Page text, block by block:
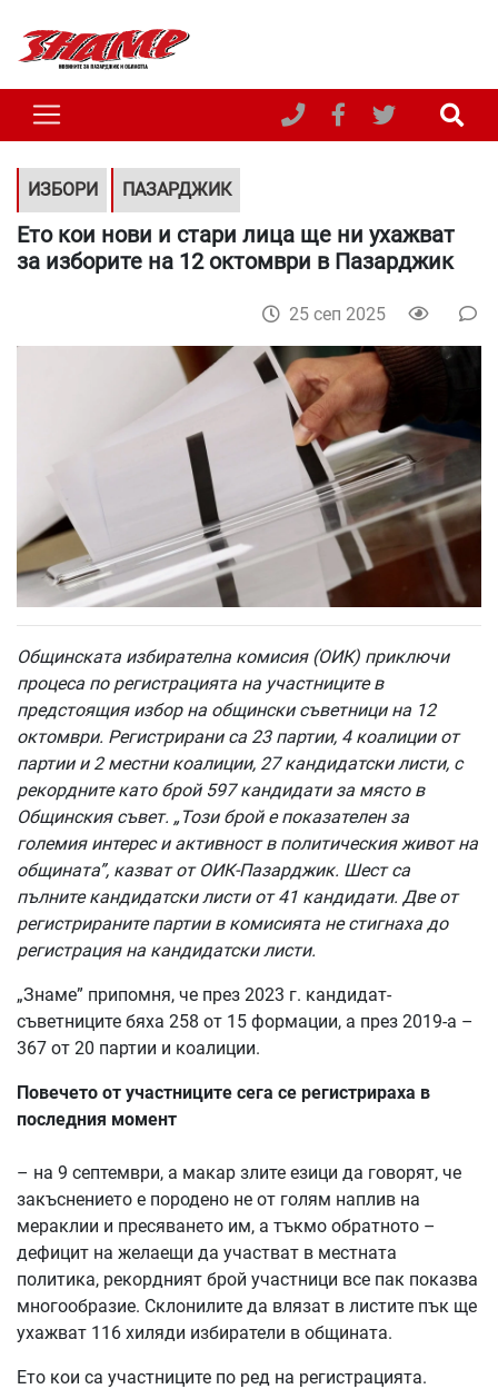
ИЗБОРИ ПАЗАРДЖИК
Ето кои нови и стари лица ще ни ухажват
за изборите на 12 октомври в Пазарджик
25 сеп 2025
Общинската избирателна комисия (ОИК) приключи
процеса по регистрацията на участниците в
предстоящия избор на общински съветници на 12
октомври. Регистрирани са 23 партии, 4 коалиции от
партии и 2 местни коалиции, 27 кандидатски листи, с
рекордните като брой 597 кандидати за място в
Общинския съвет. „Този брой е показателен за
големия интерес и активност в политическия живот на
общината”, казват от ОИК-Пазарджик. Шест са
пълните кандидатски листи от 41 кандидати. Две от
регистрираните партии в комисията не стигнаха до
регистрация на кандидатски листи.
„Знаме” припомня, че през 2023 г. кандидат-
съветниците бяха 258 от 15 формации, а през 2019-а –
367 от 20 партии и коалиции.
Повечето от участниците сега се регистрираха в
последния момент
– на 9 септември, а макар злите езици да говорят, че
закъснението е породено не от голям наплив на
мераклии и пресяването им, а тъкмо обратното –
дефицит на желаещи да участват в местната
политика, рекордният брой участници все пак показва
многообразие. Склонилите да влязат в листите пък ще
ухажват 116 хиляди избиратели в общината.
Ето кои са участниците по ред на регистрацията.